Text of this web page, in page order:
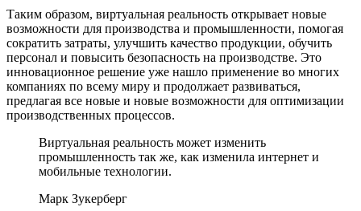
Таким образом, виртуальная реальность открывает новые
возможности для производства и промышленности, помогая
сократить затраты, улучшить качество продукции, обучить
персонал и повысить безопасность на производстве. Это
инновационное решение уже нашло применение во многих
компаниях по всему миру и продолжает развиваться,
предлагая все новые и новые возможности для оптимизации
производственных процессов.
Виртуальная реальность может изменить
промышленность так же, как изменила интернет и
мобильные технологии.
Марк Зукерберг